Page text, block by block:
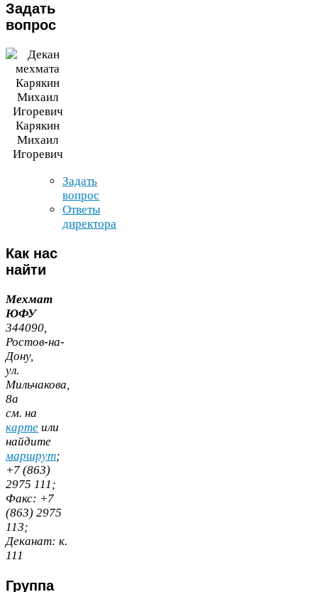
Задать
вопрос
Карякин
Михаил
Игоревич
Задать
вопрос
Ответы
директора
Как нас
найти
Мехмат
ЮФУ
344090,
Ростов-​на-​
Дону,
ул.
Мильчакова,
8а
cм. на
карте или
найдите
маршрут;
+7 (863)
2975 111;
Факс: +7
(863) 2975
113;
Деканат: к.
111
Группа